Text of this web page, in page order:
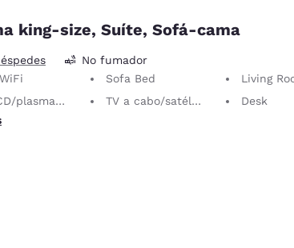
king-size, Suíte, Sofá-cama
No fumador
Sofa Bed
Living
de 40 pol
TV a cabo/satélite
Desk